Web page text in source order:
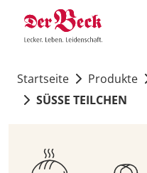
Startseite Produkte
SÜSSE TEILCHEN